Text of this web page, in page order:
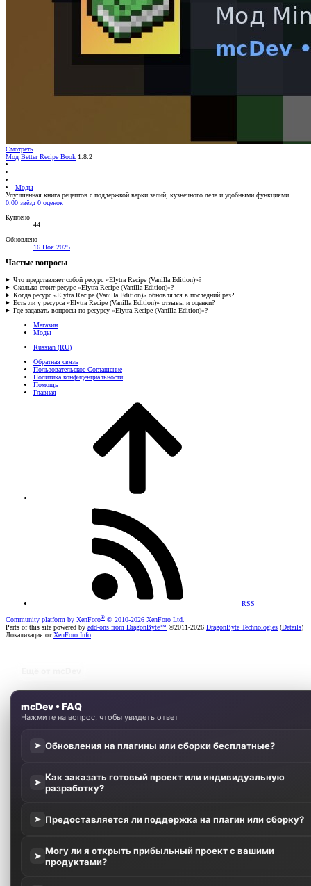
Смотреть
Мод Better Recipe Book 1.8.2
Моды
Улучшенная книга рецептов с поддержкой варки зелий, кузнечного дела и удобными функциями.
0.00 звёзд 0 оценок
Куплено
44
Обновлено
16 Ноя 2025
Частые вопросы
Что представляет собой ресурс «Elytra Recipe (Vanilla Edition)»?
Сколько стоит ресурс «Elytra Recipe (Vanilla Edition)»?
Когда ресурс «Elytra Recipe (Vanilla Edition)» обновлялся в последний раз?
Есть ли у ресурса «Elytra Recipe (Vanilla Edition)» отзывы и оценки?
Где задавать вопросы по ресурсу «Elytra Recipe (Vanilla Edition)»?
Магазин
Моды
Russian (RU)
Обратная связь
Пользовательское Соглашение
Политика конфиденциальности
Помощь
Главная
RSS
Community platform by XenForo® © 2010-2026 XenForo Ltd.
Parts of this site powered by add-ons from DragonByte™ ©2011-2026 DragonByte Technologies (Details)
Локализация отXenForo.Info
mcDev • FAQ
Нажмите на вопрос, чтобы увидеть ответ
➤ Обновления на плагины или сборки бесплатные?
➤ Как заказать готовый проект или индивидуальную
разработку?
➤ Предоставляется ли поддержка на плагин или сборку?
➤ Могу ли я открыть прибыльный проект с вашими
продуктами?